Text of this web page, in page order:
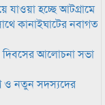
হচ্ছে আটগ্রামে
কানাইঘাটের নবাগত
দিবসের আলোচনা সভা
ও নতুন সদস্যদের